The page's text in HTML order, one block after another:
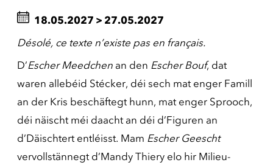
18.05.2027 > 27.05.2027
Désolé, ce texte n’existe pas en français.
D’Escher Meedchen an den Escher Bouf, dat
waren allebéid Stécker, déi sech mat enger Famill
an der Kris beschäftegt hunn, mat enger Sprooch,
déi näischt méi daacht an déi d’Figuren an
d’Däischtert entléisst. Mam Escher Geescht
vervollstännegt d’Mandy Thiery elo hir Milieu-